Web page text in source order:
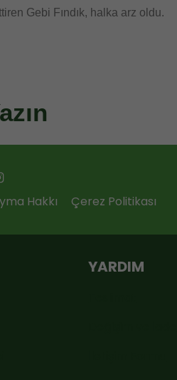
Gebi Fındık, halka arz oldu.
Hakkı Çerez Politikası
YARDIM